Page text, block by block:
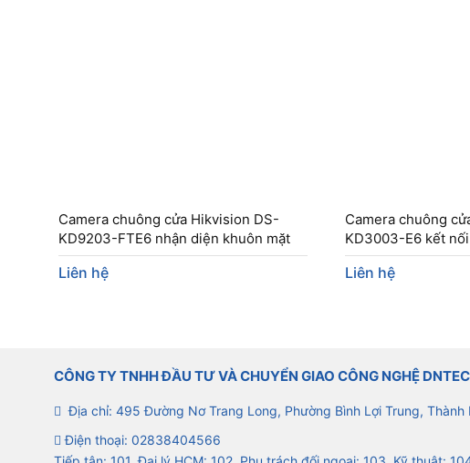
Camera chuông cửa Hikvision DS-
KD9203-FTE6 nhận diện khuôn mặt
Liên hệ
Camera chuông
KD3003-E6 kết
Liên hệ
CÔNG TY TNHH ĐẦU TƯ VÀ CHUYỂN GIAO CÔNG NGHỆ
Địa chỉ: 495 Đường Nơ Trang Long, Phường Bình Lợi Trung, Thành
Điện thoại: 02838404566